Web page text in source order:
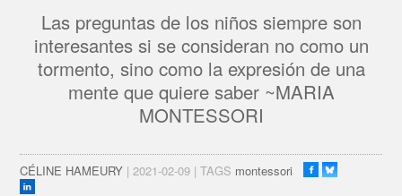
Las preguntas de los niños siempre son
interesantes si se consideran no como un
tormento, sino como la expresión de una
mente que quiere saber ~MARIA
MONTESSORI
CÉLINE HAMEURY | 2021-02-09 | TAGS montessori